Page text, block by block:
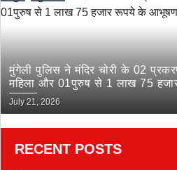
मुंगेली पुलिस ने मंदिर चोरी के 02
महिला और 01पुरुष से 1 लाख 75
भेजा जेल
July 21, 2026
RECENT POSTS